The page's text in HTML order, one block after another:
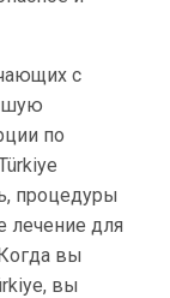
с
по
процедуры
лечение для
вы
вы